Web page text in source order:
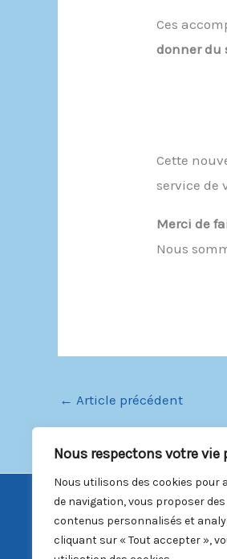
Nous respectons votre vie
Nous utilisons des cookies pour
de navigation, vous proposer
contenus personnalisés et
cliquant sur « Tout accepter »,
Ces
donner du
Cette
service de
Merci de
Nous
← Article précédent